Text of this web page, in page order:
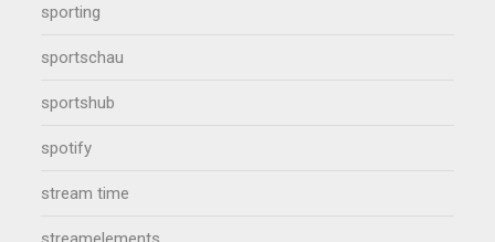
sporting
sportschau
sportshub
spotify
stream time